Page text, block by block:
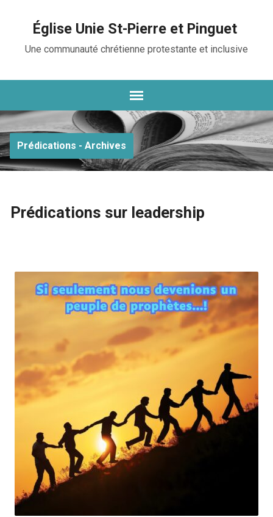
Église Unie St-Pierre et Pinguet
Une communauté chrétienne protestante et inclusive
Prédications - Archives
Prédications sur leadership